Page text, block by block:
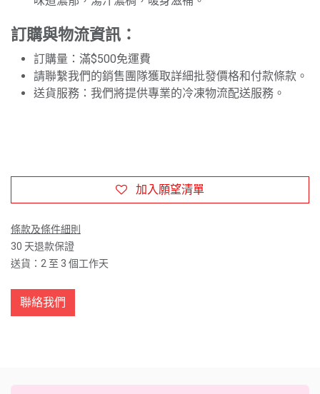
訂購與物流資訊：
訂購量：滿$500免運費
請聯繫我們的銷售團隊獲取詳細批發價格和付款條款。
送貨服務：我們將提供專業的冷凍物流配送服務。
加入願望清單
條款及條件細則
30 天退款保證
送貨：2 至 3 個工作天
聯絡我們